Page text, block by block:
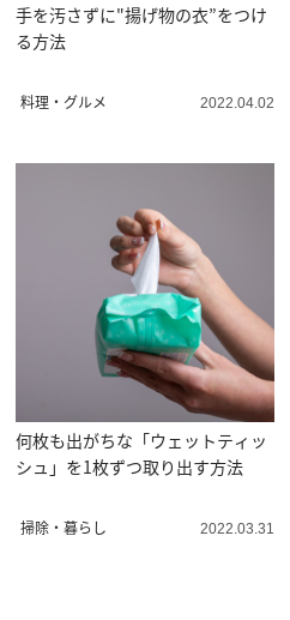
手を汚さずに"揚げ物の衣”をつけ
る方法
料理・グルメ 2022.04.02
何枚も出がちな「ウェットティッ
シュ」を1枚ずつ取り出す方法
掃除・暮らし 2022.03.31